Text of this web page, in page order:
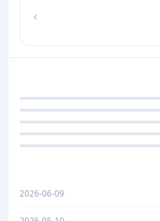
2026-06-09